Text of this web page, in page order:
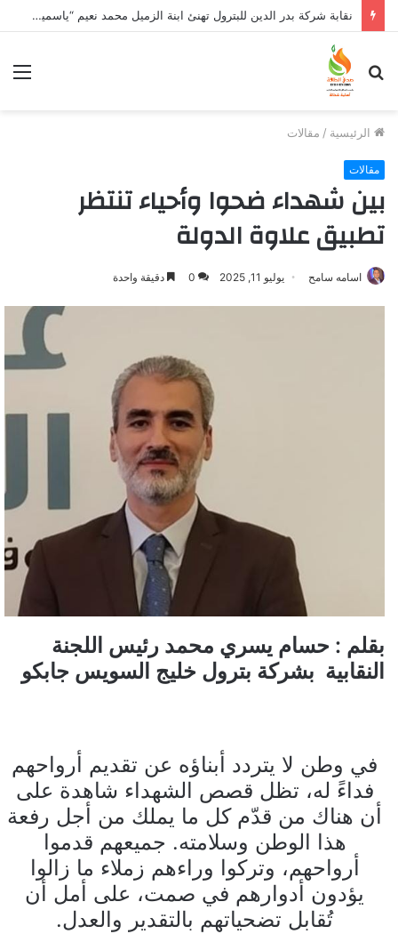
نقابة شركة بدر الدين للبترول تهنئ ابنة الزميل محمد نعيم “ياسمين” بتخرجها وتفوقها
بحث
عن
الرئيسية / مقالات
مقالات
بين شهداء ضحوا وأحياء تنتظر
تطبيق علاوة الدولة
اسامه سامح يوليو 11, 2025 0 دقيقة واحدة
بقلم : حسام يسري محمد رئيس اللجنة
النقابية بشركة بترول خليج السويس جابكو
في وطن لا يتردد أبناؤه عن تقديم أرواحهم
فداءً له، تظل قصص الشهداء شاهدة على
أن هناك من قدّم كل ما يملك من أجل رفعة
هذا الوطن وسلامته. جميعهم قدموا
أرواحهم، وتركوا وراءهم زملاء ما زالوا
يؤدون أدوارهم في صمت، على أمل أن
تُقابل تضحياتهم بالتقدير والعدل.